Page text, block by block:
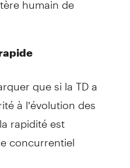
que si la TD a
à l’évolution des
rapidité est
concurrentiel